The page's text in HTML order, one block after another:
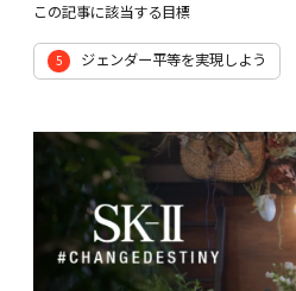
この記事に該当する目標
5 ジェンダー平等を実現しよう